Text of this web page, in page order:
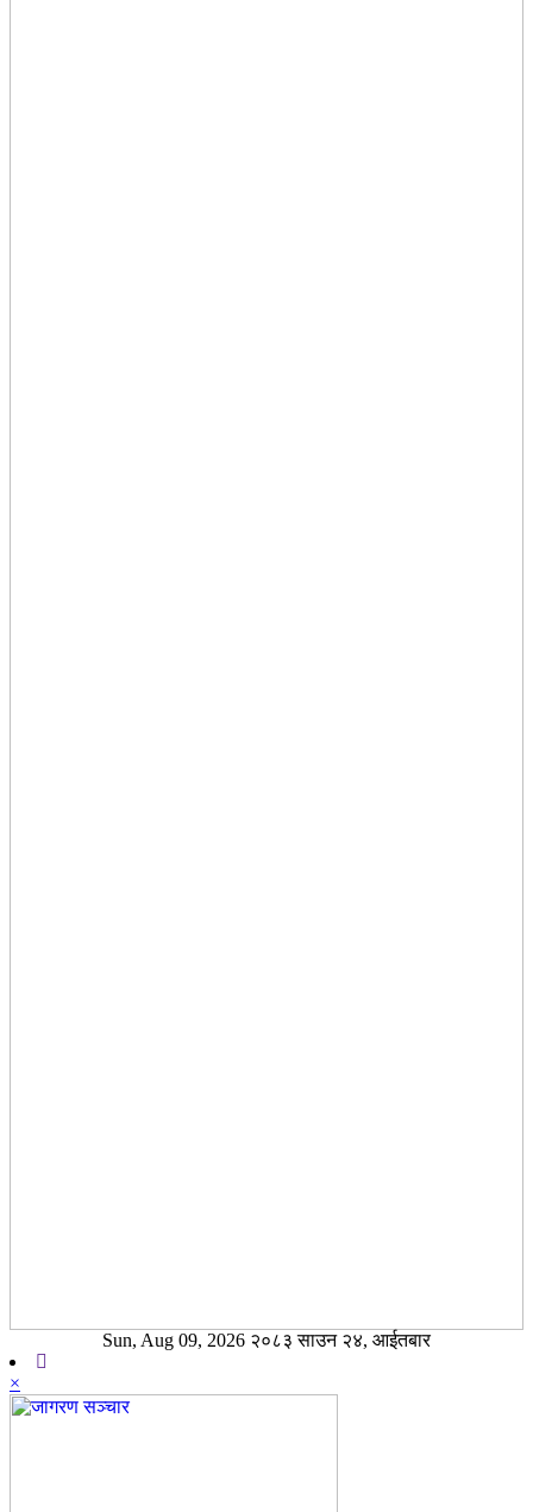
Sun, Aug 09, 2026 २०८३ साउन २४, आईतबार
×